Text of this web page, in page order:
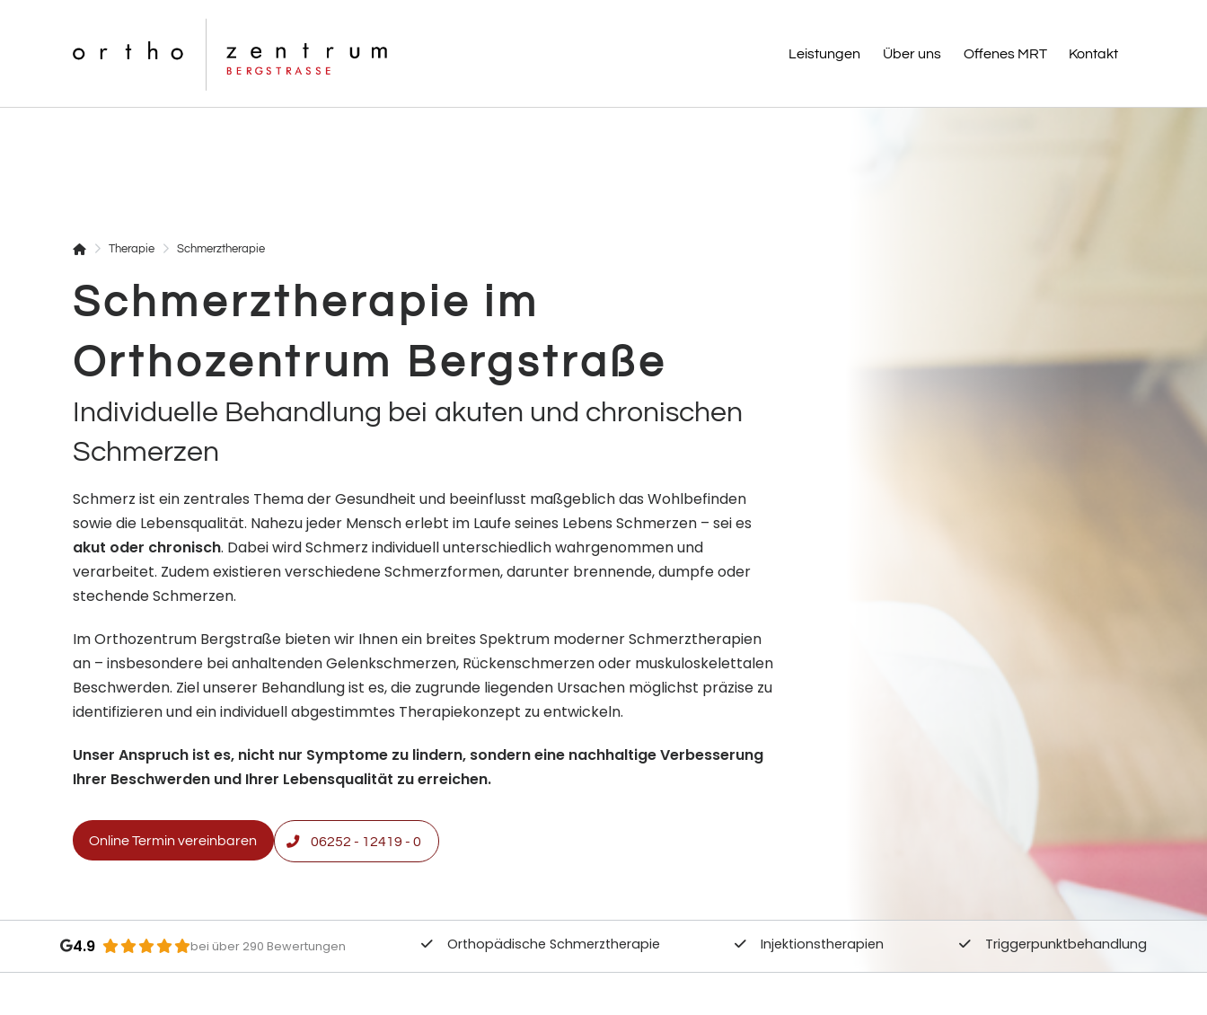
Leistungen Über uns Offenes MRT Kontakt
Startseite
Therapie Schmerztherapie
Schmerztherapie im
Orthozentrum Bergstraße
Individuelle Behandlung bei akuten und chronischen
Schmerzen
Schmerz ist ein zentrales Thema der Gesundheit und beeinflusst maßgeblich das Wohlbefinden
sowie die Lebensqualität. Nahezu jeder Mensch erlebt im Laufe seines Lebens Schmerzen – sei es
akut oder chronisch. Dabei wird Schmerz individuell unterschiedlich wahrgenommen und
verarbeitet. Zudem existieren verschiedene Schmerzformen, darunter brennende, dumpfe oder
stechende Schmerzen.
Im Orthozentrum Bergstraße bieten wir Ihnen ein breites Spektrum moderner Schmerztherapien
an – insbesondere bei anhaltenden Gelenkschmerzen, Rückenschmerzen oder muskuloskelettalen
Beschwerden. Ziel unserer Behandlung ist es, die zugrunde liegenden Ursachen möglichst präzise zu
identifizieren und ein individuell abgestimmtes Therapiekonzept zu entwickeln.
Unser Anspruch ist es, nicht nur Symptome zu lindern, sondern eine nachhaltige Verbesserung
Ihrer Beschwerden und Ihrer Lebensqualität zu erreichen.
Online Termin vereinbaren 06252 - 12419 - 0
4.9 bei über 290 Bewertungen Orthopädische Schmerztherapie Injektionstherapien Triggerpunktbehandlung